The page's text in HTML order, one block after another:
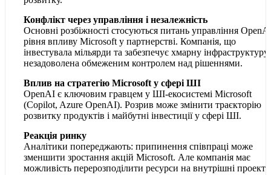
Конфлікт через управління і незалежність
Основні розбіжності стосуються питань управління
рівня впливу Microsoft у партнерстві. Компанія, що
інвестувала мільярди та забезпечує хмарну інфраструктуру,
незадоволена обмеженим контролем над рішеннями.
Вплив на стратегію Microsoft у сфері ШІ
OpenAI є ключовим гравцем у ШІ-екосистемі Microsoft
(Copilot, Azure OpenAI). Розрив може змінити траєкторію
розвитку продуктів і майбутні інвестиції у сфері ШІ.
Реакція ринку
Аналітики попереджають: припинення співпраці може
зменшити зростання акцій Microsoft. Але компанія має
можливість перерозподілити ресурси на внутрішні